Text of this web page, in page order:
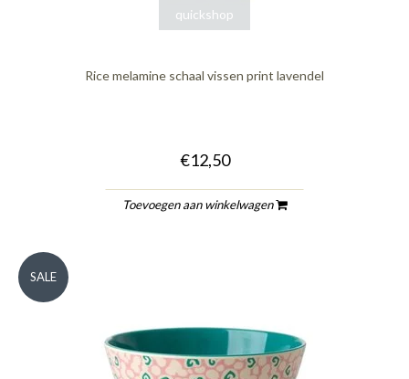
quickshop
Rice melamine schaal vissen print lavendel
€12,50
Toevoegen aan winkelwagen
SALE